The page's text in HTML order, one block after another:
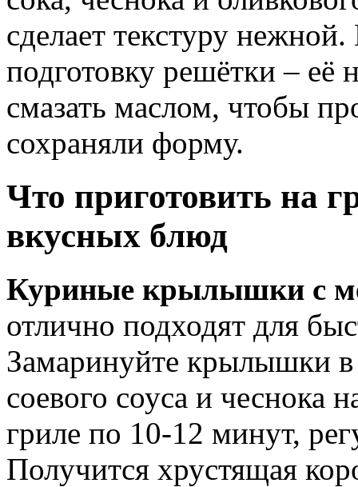
сделает текстуру
подготовку решётки – её
смазать маслом, чтобы
сохраняли форму.
Что приготовить на
вкусных блюд
Куриные крылышки с
отлично подходят для
Замаринуйте крылышки
соевого соуса и чеснока
гриле по 10-12 минут,
Получится хрустящая